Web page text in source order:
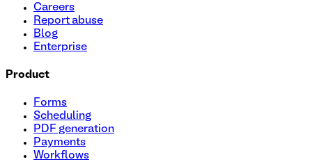
Careers
Report abuse
Blog
Enterprise
Product
Forms
Scheduling
PDF generation
Payments
Workflows